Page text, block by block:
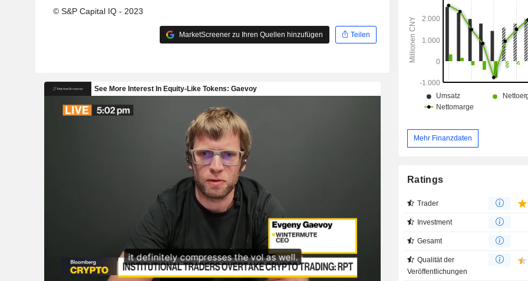
© S&P Capital IQ - 2023
MarketScreener zu Ihren Quellen hinzufügen Teilen
Geschäftsfeld der neuen Smart
Lösungen, die Top-Level-Design,
Plattformprodukte und
Systemintegration umfassen.
Mehr Finanzdaten
Ratings
Trader
Investment
Gesamt
Qualität der
Veröffentlichungen